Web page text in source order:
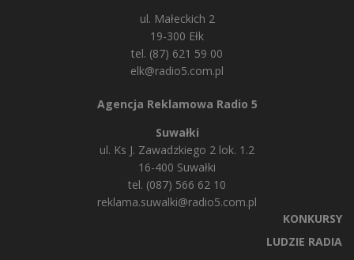
ul. Małeckich 2
19-300 Ełk
tel. (87) 621 59 00
elk@radio5.com.pl
Agencja Reklamowa Radio 5
Suwałki
ul. Ks J. Zawadzkiego 2 lok. 1.2
16-400 Suwałki
tel. (087) 566 62 10
reklama.suwalki@radio5.com.pl
KONKURSY
LUDZIE RADIA